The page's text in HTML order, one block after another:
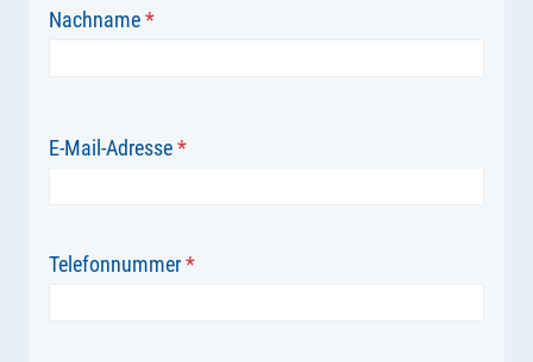
Nachname*
E-Mail-Adresse*
Telefonnummer*